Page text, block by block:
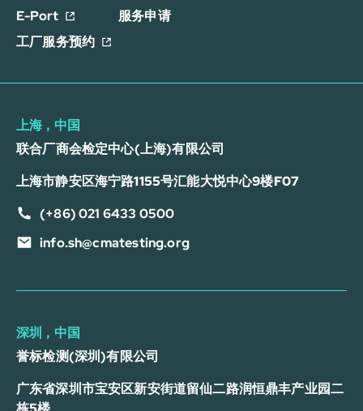
E-Port
服务申请
工厂服务预约
上海，中国
联合厂商会检定中心(上海)有限公司
上海市静安区海宁路1155号汇能大悦中心9楼F07
(+86) 021 6433 0500
info.sh@cmatesting.org
深圳，中国
誉标检测(深圳)有限公司
广东省深圳市宝安区新安街道留仙二路润恒鼎丰产业园二